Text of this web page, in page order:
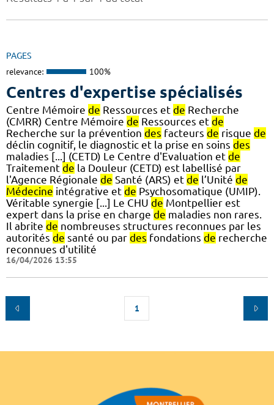
PAGES
relevance: 100%
Centres d'expertise spécialisés
Centre Mémoire de Ressources et de Recherche
(CMRR) Centre Mémoire de Ressources et de
Recherche sur la prévention des facteurs de risque de
déclin cognitif, le diagnostic et la prise en soins des
maladies [...] (CETD) Le Centre d'Evaluation et de
Traitement de la Douleur (CETD) est labellisé par
l'Agence Régionale de Santé (ARS) et de l’Unité de
Médecine intégrative et de Psychosomatique (UMIP).
Véritable synergie [...] Le CHU de Montpellier est
expert dans la prise en charge de maladies non rares.
Il abrite de nombreuses structures reconnues par les
autorités de santé ou par des fondations de recherche
reconnues d'utilité
16/04/2026 13:55
1